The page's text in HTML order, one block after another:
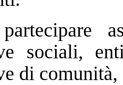
sociali,
di